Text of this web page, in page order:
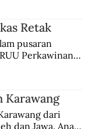
Retak
pusaran
Perkawinan.
Karawang
dari
dan Jawa. Anak